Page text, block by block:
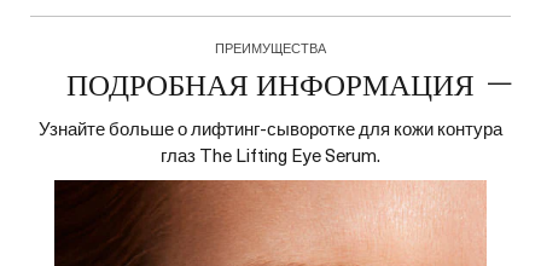
Интенсивный бальзам для
кожи контура глаз
The Eye Balm Intense
впитывающийся бальзам борется
с отечностью и разглаживает кожу
$14800.00
БЫСТРАЯ ПОКУПКА
ПРЕИМУЩЕСТВА
ПОДРОБНАЯ ИНФОРМАЦИЯ
Узнайте больше о лифтинг-сыворотке для кожи контура
глаз The Lifting Eye Serum.